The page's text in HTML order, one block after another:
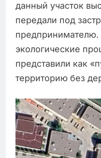
данный участок
передали под
предпринимателю.
экологические
представили как
территорию без